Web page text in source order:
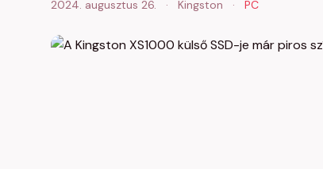
2024. augusztus 26. · Kingston · PC